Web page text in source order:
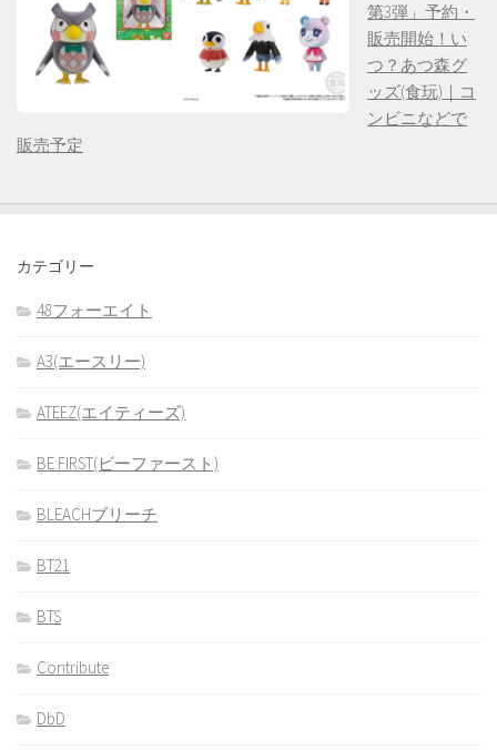
第3弾」予約・
販売開始！い
つ？あつ森グ
ッズ(食玩)｜コ
ンビニなどで
販売予定
カテゴリー
48フォーエイト
A3(エースリー)
ATEEZ(エイティーズ)
BE:FIRST(ビーファースト)
BLEACHブリーチ
BT21
BTS
Contribute
DbD